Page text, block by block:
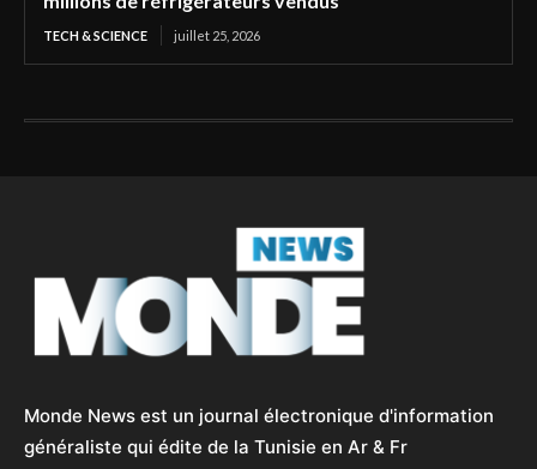
TECH & SCIENCE juillet 25, 2026
Monde News est un journal électronique d'information
généraliste qui édite de la Tunisie en Ar & Fr